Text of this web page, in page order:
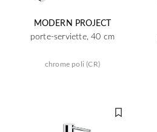
MODERN PROJECT
porte-serviette, 40 cm
chrome poli (CR)